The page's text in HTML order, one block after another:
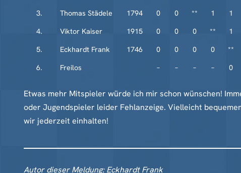
3.
Thomas Städele 1794 0 0 ** 1 1
4.
Viktor Kaiser 1915 0 0 0 ** 1
5.
Eckhardt Frank 1746 0 0 0 0 **
6.
Freilos – – – – 0
Etwas mehr Mitspieler würde ich mir schon wünschen!
oder Jugendspieler leider Fehlanzeige. Vielleicht
wir jederzeit einhalten!
Autor dieser Meldung: Eckhardt Frank